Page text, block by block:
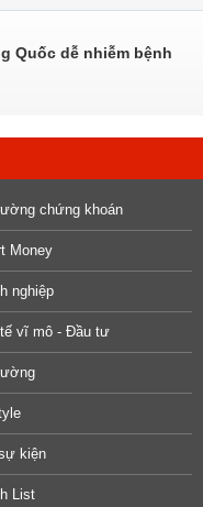
Quốc dễ nhiễm bệnh
chứng khoán
Money
nghiệp
vĩ mô - Đầu tư
kiện
List